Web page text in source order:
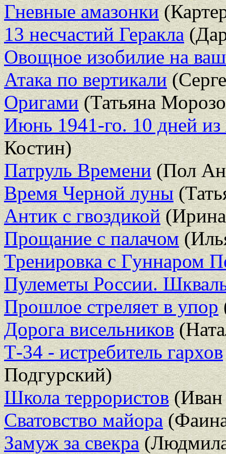
Гневные амазонки
13 несчастий Геракла
Овощное изобилие на
Атака по вертикали
Оригами(Татьяна
Июнь 1941-го. 10 дней
Костин)
Патруль Времени(Пол
Время Черной луны
Антик с гвоздикой(Ирина
Прощание с палачом
Тренировка с Гуннаром
Пулеметы России.
Прошлое стреляет в упор
Дорога висельников
Т-34 - истребитель гархов
Подгурский)
Школа террористов(Иван
Сватовство майора(Фаина
Замуж за свекра(Людмила